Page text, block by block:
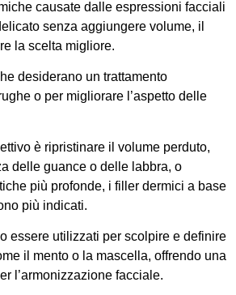
causate dalle espressioni facciali
senza aggiungere volume, il
la scelta migliore.
desiderano un trattamento
o per migliorare l’aspetto delle
è ripristinare il volume perduto,
delle guance o delle labbra, o
più profonde, i filler dermici a base
più indicati.
essere utilizzati per scolpire e definire
il mento o la mascella, offrendo una
l’armonizzazione facciale.